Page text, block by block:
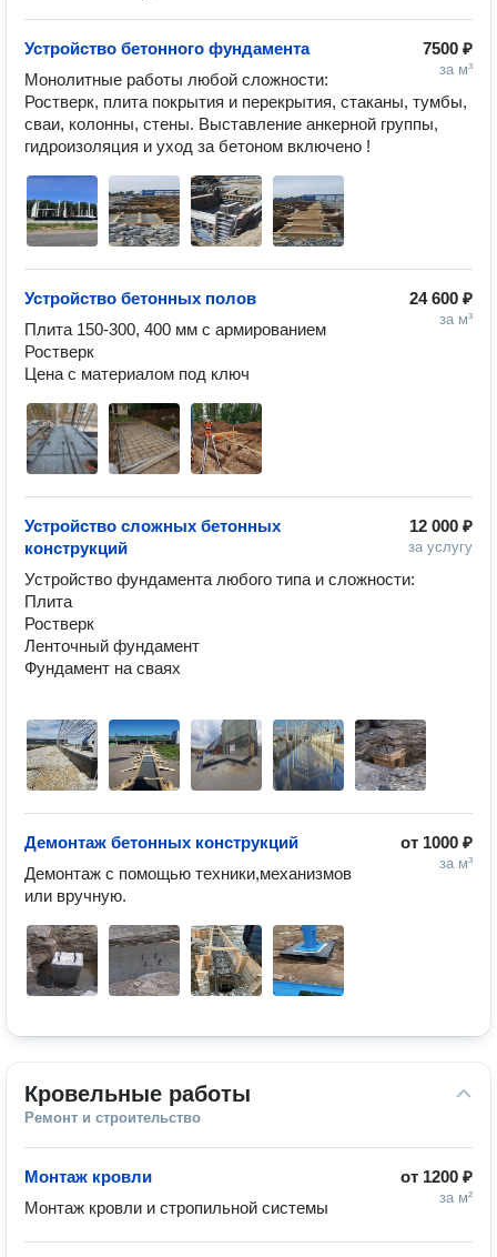
7500 ₽
за м³
Устройство бетонного фундамента
Монолитные работы любой сложности:
Ростверк, плита покрытия и перекрытия, стаканы, тумбы,
сваи, колонны, стены. Выставление анкерной группы,
гидроизоляция и уход за бетоном включено !
24 600 ₽
за м³
Устройство бетонных полов
Плита 150-300, 400 мм с армированием
Ростверк
Цена с материалом под ключ
12 000 ₽
за услугу
Устройство сложных бетонных
конструкций
Устройство фундамента любого типа и сложности:
Плита
Ростверк
Ленточный фундамент
Фундамент на сваях
от 1000 ₽
за м³
Демонтаж бетонных конструкций
Демонтаж с помощью техники,механизмов
или вручную.
Кровельные работы
Ремонт и строительство
от 1200 ₽
за м²
Монтаж кровли
Монтаж кровли и стропильной системы